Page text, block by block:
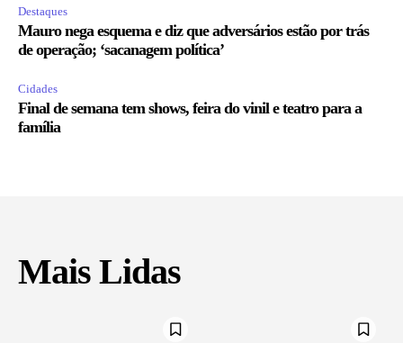
Destaques
Mauro nega esquema e diz que adversários estão por trás
de operação; ‘sacanagem política’
Cidades
Final de semana tem shows, feira do vinil e teatro para a
família
Mais Lidas